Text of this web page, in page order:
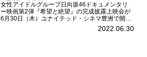
女性アイドルグループ日向坂46ドキュメンタリ
ー映画第2弾『希望と絶望』の完成披露上映会が
6月30日（木）ユナイテッド・シネマ豊洲で開催
され、日向坂46メンバーの加藤史帆、齊藤京
子、佐々木久美、富田鈴花、松田好花の5人が登
2022.06.30